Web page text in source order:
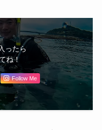
ったら
ね！
Follow Me